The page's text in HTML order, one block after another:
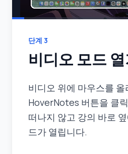
단계 3
비디오 모드
비디오 위에 마우스를
HoverNotes 버튼을 클
떠나지 않고 강의 바로
드가 열립니다.